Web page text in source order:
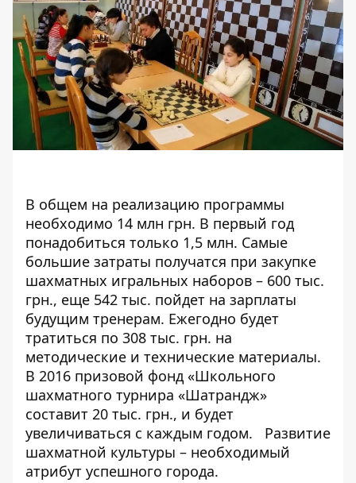
В общем на реализацию программы
необходимо 14 млн грн. В первый год
понадобиться только 1,5 млн. Самые
большие затраты получатся при закупке
шахматных игральных наборов – 600 тыс.
грн., еще 542 тыс. пойдет на зарплаты
будущим тренерам. Ежегодно будет
тратиться по 308 тыс. грн. на
методические и технические материалы.
В 2016 призовой фонд «Школьного
шахматного турнира «Шатрандж»
составит 20 тыс. грн., и будет
увеличиваться с каждым годом. Развитие
шахматной культуры – необходимый
атрибут успешного города.